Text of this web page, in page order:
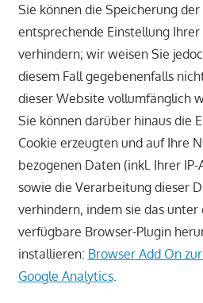
Sie können die Speicherung
entsprechende Einstellung
verhindern; wir weisen Sie
diesem Fall gegebenenfalls
dieser Website vollumfänglich
Sie können darüber hinaus die
Cookie erzeugten und auf Ihre
bezogenen Daten (inkl. Ihrer IP-
sowie die Verarbeitung dieser
verhindern, indem sie das unter
verfügbare Browser-Plugin
installieren: Browser Add On
Google Analytics.